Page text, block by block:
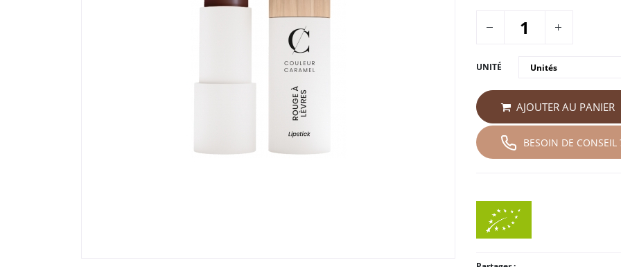
UNITÉ
AJOUTER AU PANIER
BESOIN DE CONSEIL